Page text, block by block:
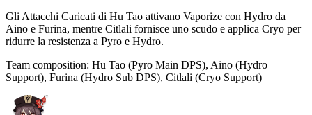
Gli Attacchi Caricati di Hu Tao attivano Vaporize con Hydro da
Aino e Furina, mentre Citlali fornisce uno scudo e applica Cryo per
ridurre la resistenza a Pyro e Hydro.
Team composition: Hu Tao (Pyro Main DPS), Aino (Hydro
Support), Furina (Hydro Sub DPS), Citlali (Cryo Support)